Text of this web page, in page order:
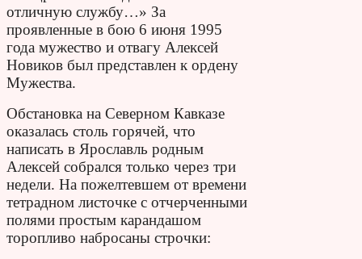
отличную службу…» За
проявленные в бою 6 июня 1995
года мужество и отвагу Алексей
Новиков был представлен к ордену
Мужества.
Обстановка на Северном Кавказе
оказалась столь горячей, что
написать в Ярославль родным
Алексей собрался только через три
недели. На пожелтевшем от времени
тетрадном листочке с отчерченными
полями простым карандашом
торопливо набросаны строчки: